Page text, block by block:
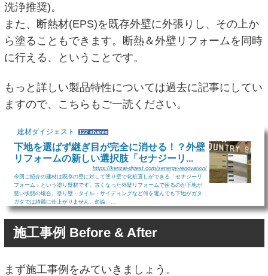
洗浄推奨)。
また、断熱材(EPS)を既存外壁に外張りし、その上か
ら塗ることもできます。断熱＆外壁リフォームを同時
に行える、ということです。
もっと詳しい製品特性については過去に記事にしてい
ますので、こちらもご一読ください。
建材ダイジェスト 122 shares
下地を選ばず継ぎ目が完全に消せる！？外壁
リフォームの新しい選択肢「セナジーリ...
https://kenzai-digest.com/senergy-renovation/
今回ご紹介の建材は既存の壁に対して塗り壁で化粧直しができる「セナジーリ
フォーム」という塗り壁材です。古くなった外壁リフォームで困るのが下地が
悪い状態の場合。塗り壁・タイル・サイディングなど何を選んでも下地がガタ
ガタでは綺麗に仕上がりません。勿論、...
施工事例 Before & After
まず施工事例をみていきましょう。